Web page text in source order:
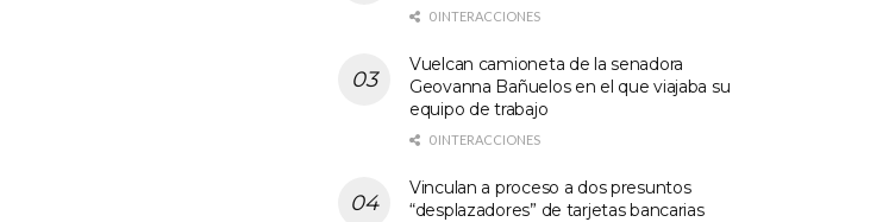
0 INTERACCIONES
Vuelcan camioneta de la senadora
Geovanna Bañuelos en el que viajaba su
equipo de trabajo
0 INTERACCIONES
Vinculan a proceso a dos presuntos
“desplazadores” de tarjetas bancarias